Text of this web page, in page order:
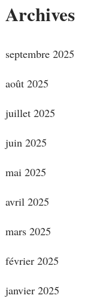
Archives
septembre 2025
août 2025
juillet 2025
juin 2025
mai 2025
avril 2025
mars 2025
février 2025
janvier 2025